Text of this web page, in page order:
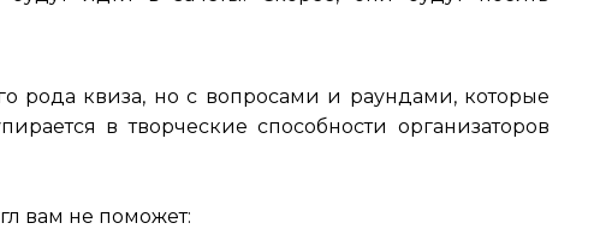
рода квиза, но с вопросами и раундами, которые
в творческие способности организаторов
вам не поможет: